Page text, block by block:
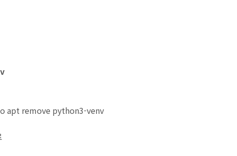
apt remove python3-venv